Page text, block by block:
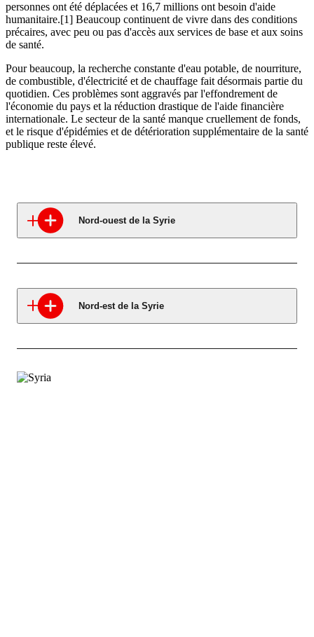
personnes ont été déplacées et 16,7 millions ont besoin d'aide
humanitaire.[1] Beaucoup continuent de vivre dans des conditions
précaires, avec peu ou pas d'accès aux services de base et aux soins
de santé.
Pour beaucoup, la recherche constante d'eau potable, de nourriture,
de combustible, d'électricité et de chauffage fait désormais partie du
quotidien. Ces problèmes sont aggravés par l'effondrement de
l'économie du pays et la réduction drastique de l'aide financière
internationale. Le secteur de la santé manque cruellement de fonds,
et le risque d'épidémies et de détérioration supplémentaire de la santé
publique reste élevé.
Nord-ouest de la Syrie
Nord-est de la Syrie